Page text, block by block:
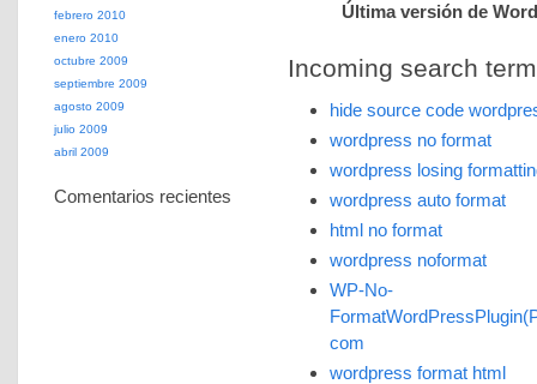
Última versión de
Incoming search
hide source code
wordpress no format
wordpress losing
wordpress auto format
html no format
wordpress noformat
WP-No-
com
wordpress format html
febrero 2010
enero 2010
octubre 2009
septiembre 2009
agosto 2009
julio 2009
abril 2009
Comentarios recientes